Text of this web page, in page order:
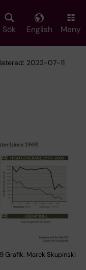
Sök English Meny
2022-07-11
Grafik: Marek Skupinski